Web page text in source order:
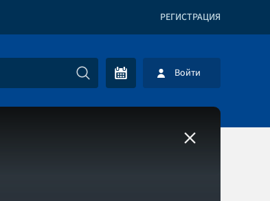
РЕГИСТРАЦИЯ
Войти